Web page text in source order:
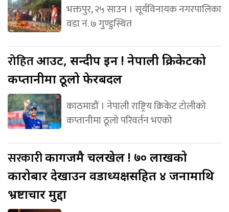
भक्तपुर, २५ साउन । सूर्यविनायक नगरपालिका
वडा नं. ७ गुण्डुस्थित
रोहितआउट, सन्दीप इन ! नेपाली क्रिकेटको
कप्तानीमा ठूलो फेरबदल
काठमाडौं । नेपाली राष्ट्रिय क्रिकेट टोलीको
कप्तानीमा ठूलो परिवर्तन भएको
सरकारीकागजमै चलखेल ! ७० लाखको
कारोबार देखाउन वडाध्यक्षसहित ४ जनामाथि
भ्रष्टाचार मुद्दा